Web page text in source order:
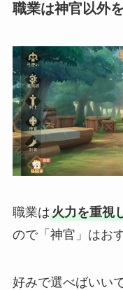
職業は神官以外
職業は火力を重視
ので「神官」はお
好みで選べばいい